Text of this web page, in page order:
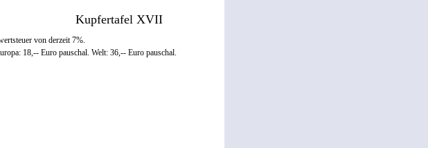
Kupfertafel XVII
von derzeit 7%.
18,-- Euro pauschal. Welt: 36,-- Euro pauschal.